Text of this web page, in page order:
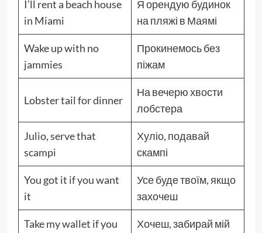
I’ll rent a beach house
in Miami
Я орендую будинок
на пляжі в Маямі
Wake up with no
jammies
Прокинемось без
піжам
Lobster tail for dinner
На вечерю хвости
лобстера
Julio, serve that
scampi
Хуліо, подавай
скампі
You got it if you want
it
Усе буде твоїм, якщо
захочеш
Take my wallet if you
Хочеш, забирай мій